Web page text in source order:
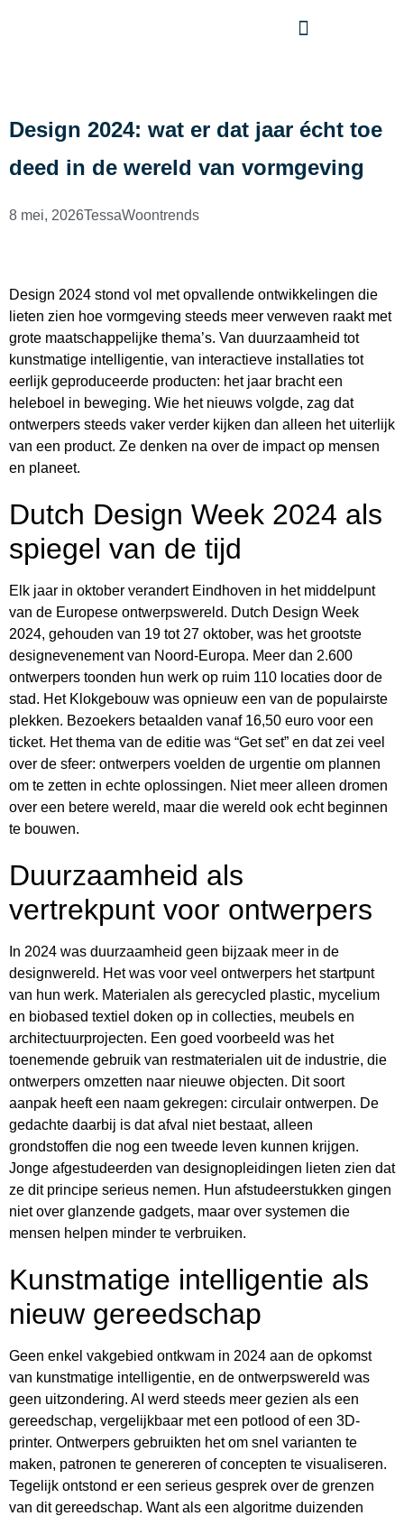
Design 2024: wat er dat jaar écht toe
deed in de wereld van vormgeving
8 mei, 2026TessaWoontrends
Design 2024 stond vol met opvallende ontwikkelingen die
lieten zien hoe vormgeving steeds meer verweven raakt met
grote maatschappelijke thema’s. Van duurzaamheid tot
kunstmatige intelligentie, van interactieve installaties tot
eerlijk geproduceerde producten: het jaar bracht een
heleboel in beweging. Wie het nieuws volgde, zag dat
ontwerpers steeds vaker verder kijken dan alleen het uiterlijk
van een product. Ze denken na over de impact op mensen
en planeet.
Dutch Design Week 2024 als
spiegel van de tijd
Elk jaar in oktober verandert Eindhoven in het middelpunt
van de Europese ontwerpswereld. Dutch Design Week
2024, gehouden van 19 tot 27 oktober, was het grootste
designevenement van Noord-Europa. Meer dan 2.600
ontwerpers toonden hun werk op ruim 110 locaties door de
stad. Het Klokgebouw was opnieuw een van de populairste
plekken. Bezoekers betaalden vanaf 16,50 euro voor een
ticket. Het thema van de editie was “Get set” en dat zei veel
over de sfeer: ontwerpers voelden de urgentie om plannen
om te zetten in echte oplossingen. Niet meer alleen dromen
over een betere wereld, maar die wereld ook echt beginnen
te bouwen.
Duurzaamheid als
vertrekpunt voor ontwerpers
In 2024 was duurzaamheid geen bijzaak meer in de
designwereld. Het was voor veel ontwerpers het startpunt
van hun werk. Materialen als gerecycled plastic, mycelium
en biobased textiel doken op in collecties, meubels en
architectuurprojecten. Een goed voorbeeld was het
toenemende gebruik van restmaterialen uit de industrie, die
ontwerpers omzetten naar nieuwe objecten. Dit soort
aanpak heeft een naam gekregen: circulair ontwerpen. De
gedachte daarbij is dat afval niet bestaat, alleen
grondstoffen die nog een tweede leven kunnen krijgen.
Jonge afgestudeerden van designopleidingen lieten zien dat
ze dit principe serieus nemen. Hun afstudeerstukken gingen
niet over glanzende gadgets, maar over systemen die
mensen helpen minder te verbruiken.
Kunstmatige intelligentie als
nieuw gereedschap
Geen enkel vakgebied ontkwam in 2024 aan de opkomst
van kunstmatige intelligentie, en de ontwerpswereld was
geen uitzondering. AI werd steeds meer gezien als een
gereedschap, vergelijkbaar met een potlood of een 3D-
printer. Ontwerpers gebruikten het om snel varianten te
maken, patronen te genereren of concepten te visualiseren.
Tegelijk ontstond er een serieus gesprek over de grenzen
van dit gereedschap. Want als een algoritme duizenden